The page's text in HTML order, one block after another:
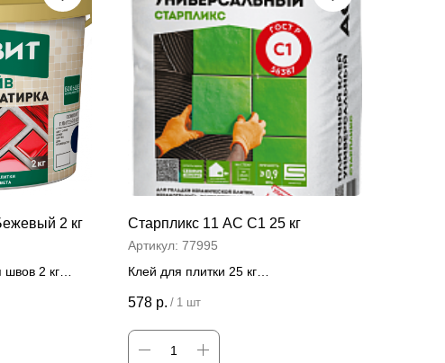
2 кг
швов 2 кг
Старпликс 11 АС C1 25 кг
Артикул: 77995
Клей для плитки 25 кг
Цена за штуку
578 р. / 1 шт